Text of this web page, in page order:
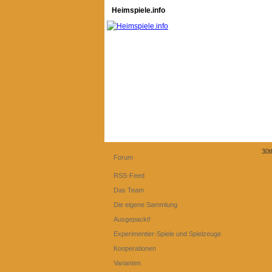
Heimspiele.info
Forum
RSS-Feed
Das Team
Die eigene Sammlung
Ausgepackt!
Experimentier-Spiele und Spielzeuge
Kooperationen
Varianten